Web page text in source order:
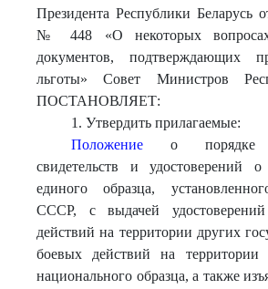
Президента Республики Беларусь
№ 448 «О некоторых вопросах
документов, подтверждающих
льготы» Совет Министров
ПОСТАНОВЛЯЕТ:
1. Утвердить прилагаемые:
Положениео порядке
свидетельств и удостоверений
единого образца,
СССР, с выдачей
действий на территории других
боевых действий на территории
национального образца, а также